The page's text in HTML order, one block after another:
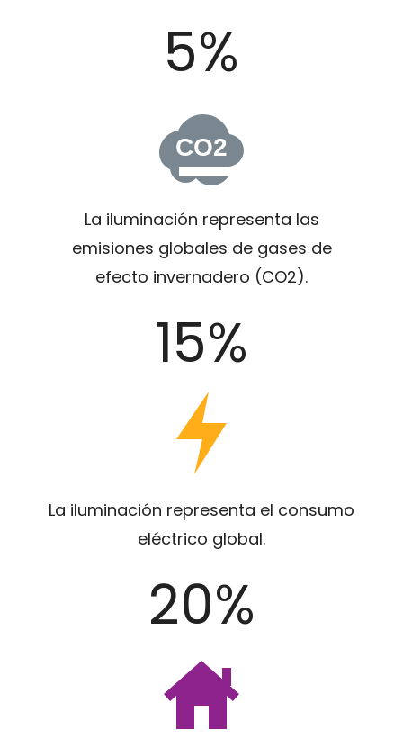
5%
CO2
La iluminación representa las
emisiones globales de gases de
efecto invernadero (CO2).
15%
La iluminación representa el consumo
eléctrico global.
20%